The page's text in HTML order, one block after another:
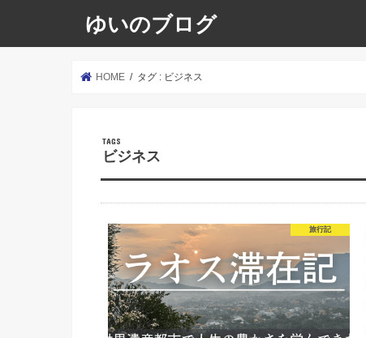
ゆいのブログ
HOME タグ : ビジネス
ビジネス
旅行記